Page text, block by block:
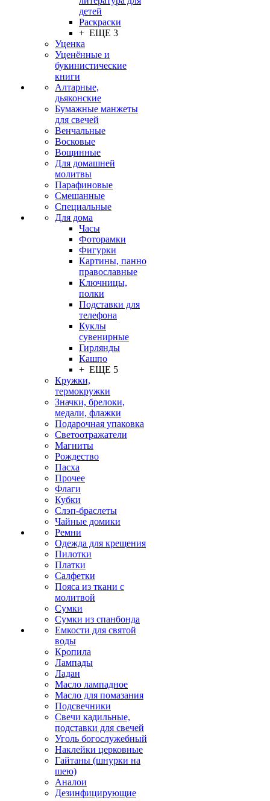
детей
Раскраски
+ ЕЩЕ 3
Уценка
Уценённые и
букинистические
книги
Алтарные,
дьяконские
Бумажные манжеты
для свечей
Венчальные
Восковые
Вощинные
Для домашней
молитвы
Парафиновые
Смешанные
Специальные
Для дома
Часы
Фоторамки
Фигурки
Картины, панно
православные
Ключницы,
полки
Подставки для
телефона
Куклы
сувенирные
Гирлянды
Кашпо
+ ЕЩЕ 5
Кружки,
термокружки
Значки, брелоки,
медали, флажки
Подарочная упаковка
Светоотражатели
Магниты
Рождество
Пасха
Прочее
Флаги
Кубки
Слэп-браслеты
Чайные домики
Ремни
Одежда для крещения
Пилотки
Платки
Салфетки
Пояса из ткани с
молитвой
Сумки
Сумки из спанбонда
Емкости для святой
воды
Кропила
Лампады
Ладан
Масло лампадное
Масло для помазания
Подсвечники
Свечи кадильные,
подставки для свечей
Уголь богослужебный
Наклейки церковные
Гайтаны (шнурки на
шею)
Аналои
Дезинфицирующие